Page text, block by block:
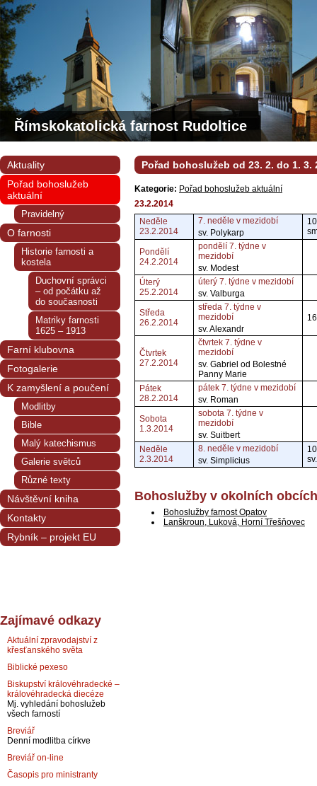
Římskokatolická farnost Rudoltice
Pořad bohoslužeb od 23. 2. do 1. 3.
Kategorie: Pořad bohoslužeb aktuální
23.2.2014
Neděle
23.2.2014
7. neděle v mezidobí
sv. Polykarp
Pondělí
24.2.2014
pondělí 7. týdne v
mezidobí
sv. Modest
Úterý
25.2.2014
úterý 7. týdne v mezidobí
sv. Valburga
Středa
26.2.2014
středa 7. týdne v
mezidobí
sv. Alexandr
Čtvrtek
27.2.2014
čtvrtek 7. týdne v
mezidobí
sv. Gabriel od Bolestné
Panny Marie
Pátek
28.2.2014
pátek 7. týdne v mezidobí
sv. Roman
Sobota
1.3.2014
sobota 7. týdne v
mezidobí
sv. Suitbert
Neděle
2.3.2014
8. neděle v mezidobí
sv. Simplicius
Bohoslužby v okolních obcích
Bohoslužby farnost Opatov
Lanškroun, Luková, Horní Třešňovec
Aktuality
Pořad bohoslužeb
aktuální
Pravidelný
O farnosti
Historie farnosti a
kostela
Duchovní správci
– od počátku až
do současnosti
Matriky farnosti
1625 – 1913
Farní klubovna
Fotogalerie
K zamyšlení a poučení
Modlitby
Bible
Malý katechismus
Galerie světců
Různé texty
Návštěvní kniha
Kontakty
Rybník – projekt EU
Zajímavé odkazy
Aktuální zpravodajství z
křesťanského světa
Biblické pexeso
Biskupství královéhradecké –
královéhradecká diecéze
Mj. vyhledání bohoslužeb
všech farností
Breviář
Denní modlitba církve
Breviář on-line
Časopis pro ministranty